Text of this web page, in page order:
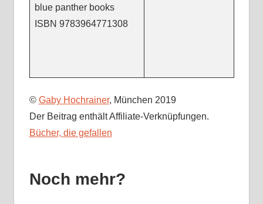
blue panther books
ISBN 9783964771308
© Gaby Hochrainer, München 2019
Der Beitrag enthält Affiliate-Verknüpfungen.
Bücher, die gefallen
Noch mehr?